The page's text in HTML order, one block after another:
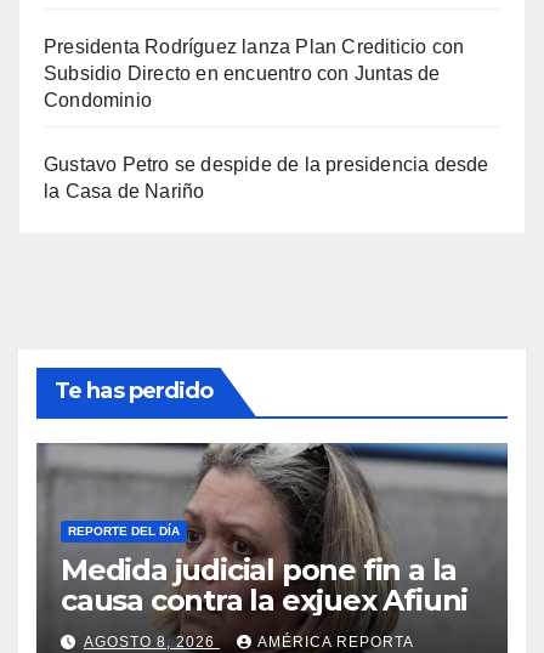
Presidenta Rodríguez lanza Plan Crediticio con
Subsidio Directo en encuentro con Juntas de
Condominio
Gustavo Petro se despide de la presidencia desde
la Casa de Nariño
Te has perdido
REPORTE DEL DÍA
Medida judicial pone fin a la
causa contra la exjuex Afiuni
AGOSTO 8, 2026 AMÉRICA REPORTA